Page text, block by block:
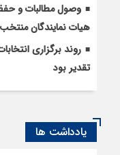
وصول مطالبات و
هیات نمایندگان
روند برگزاری
تقدیر بود
یادداشت ها